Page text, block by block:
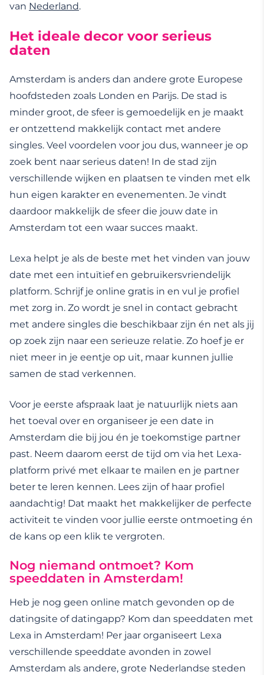
van Nederland.
Het ideale decor voor serieus
daten
Amsterdam is anders dan andere grote Europese
hoofdsteden zoals Londen en Parijs. De stad is
minder groot, de sfeer is gemoedelijk en je maakt
er ontzettend makkelijk contact met andere
singles. Veel voordelen voor jou dus, wanneer je op
zoek bent naar serieus daten! In de stad zijn
verschillende wijken en plaatsen te vinden met elk
hun eigen karakter en evenementen. Je vindt
daardoor makkelijk de sfeer die jouw date in
Amsterdam tot een waar succes maakt.
Lexa helpt je als de beste met het vinden van jouw
date met een intuïtief en gebruikersvriendelijk
platform. Schrijf je online gratis in en vul je profiel
met zorg in. Zo wordt je snel in contact gebracht
met andere singles die beschikbaar zijn én net als jij
op zoek zijn naar een serieuze relatie. Zo hoef je er
niet meer in je eentje op uit, maar kunnen jullie
samen de stad verkennen.
Voor je eerste afspraak laat je natuurlijk niets aan
het toeval over en organiseer je een date in
Amsterdam die bij jou én je toekomstige partner
past. Neem daarom eerst de tijd om via het Lexa-
platform privé met elkaar te mailen en je partner
beter te leren kennen. Lees zijn of haar profiel
aandachtig! Dat maakt het makkelijker de perfecte
activiteit te vinden voor jullie eerste ontmoeting én
de kans op een klik te vergroten.
Nog niemand ontmoet? Kom
speeddaten in Amsterdam!
Heb je nog geen online match gevonden op de
datingsite of datingapp? Kom dan speeddaten met
Lexa in Amsterdam! Per jaar organiseert Lexa
verschillende speeddate avonden in zowel
Amsterdam als andere, grote Nederlandse steden